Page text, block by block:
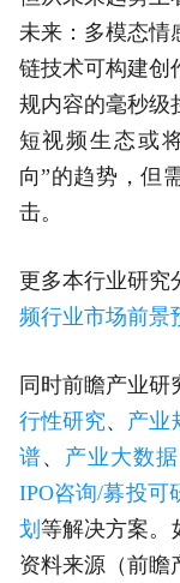
未来：多模态情
链技术可构建创
规内容的毫秒级
短视频生态或
向”的趋势，但
击。
更多本行业研究
频行业市场前景
同时前瞻产业研
行性研究、 产业
谱、 产业大数据
IPO咨询/募投可
划 等解决方案。
资料来源（前瞻